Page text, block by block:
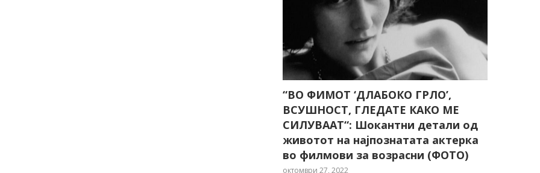
“ВО ФИМОТ ‘ДЛАБОКО ГРЛО’,
ВСУШНОСТ, ГЛЕДАТЕ КАКО МЕ
СИЛУВААТ“: Шокантни детали од
животот на најпознатата актерка
во филмови за возрасни (ФОТО)
октомври 27, 2022